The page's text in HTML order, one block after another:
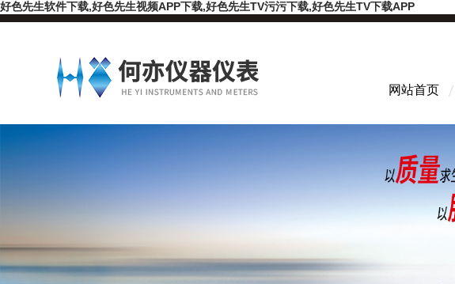
好色先生软件下载,好色先生视频APP下载,好色先生TV污污下载,好色先生TV下载APP
网站首页